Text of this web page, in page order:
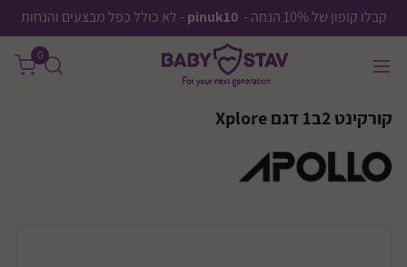
קבלו קופון של 10% הנחה - pinuk10 - לא כולל כפל מבצעים והנחות
0
קורקינט 2ב1 דגם Xplore